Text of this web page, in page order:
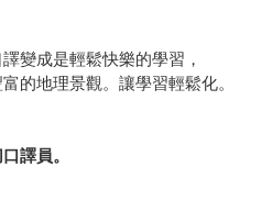
變成是輕鬆快樂的學習，
的地理景觀。讓學習輕鬆化。
譯員。